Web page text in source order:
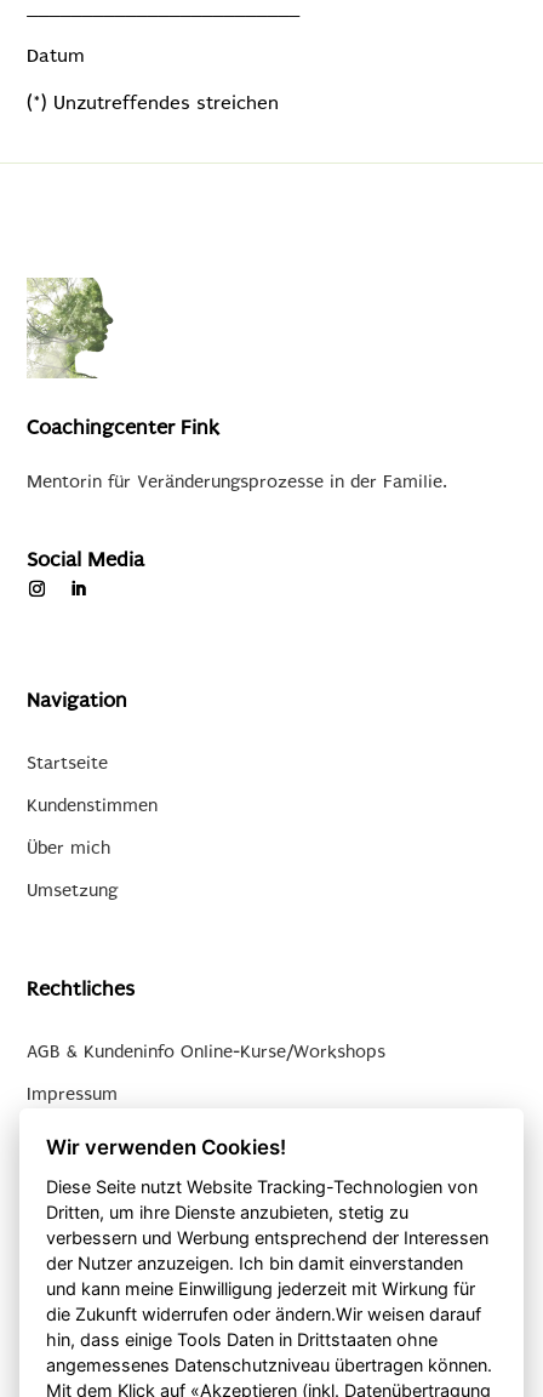
Datum
(*) Unzutreffendes streichen
Coachingcenter Fink
Mentorin für Veränderungsprozesse in der Familie.
Social Media
Navigation
Startseite
Kundenstimmen
Über mich
Umsetzung
Rechtliches
AGB & Kundeninfo Online-Kurse/Workshops
Impressum
Datenschutzerklärung
AGB
Wiederrufsbelehrung & Wiederrufsformular
Cookie-Einstellungen ändern
Kontakt
Wir verwenden Cookies!
Diese Seite nutzt Website Tracking-Technologien von
Dritten, um ihre Dienste anzubieten, stetig zu
verbessern und Werbung entsprechend der Interessen
der Nutzer anzuzeigen. Ich bin damit einverstanden
und kann meine Einwilligung jederzeit mit Wirkung für
die Zukunft widerrufen oder ändern.Wir weisen darauf
hin, dass einige Tools Daten in Drittstaaten ohne
angemessenes Datenschutzniveau übertragen können.
Mit dem Klick auf «Akzeptieren (inkl. Datenübertragung